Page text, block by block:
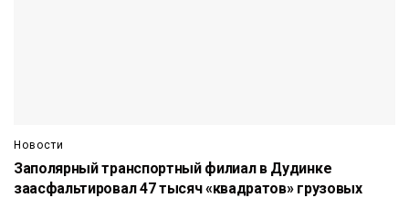
Новости
Заполярный транспортный филиал в Дудинке
заасфальтировал 47 тысяч «квадратов» грузовых